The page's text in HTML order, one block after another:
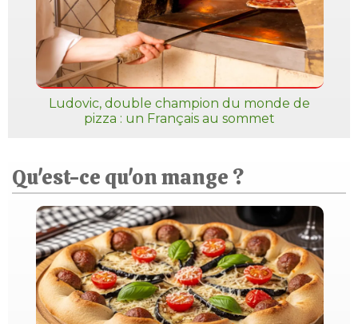
Ludovic, double champion du monde de
pizza : un Français au sommet
Qu'est-ce qu'on mange ?